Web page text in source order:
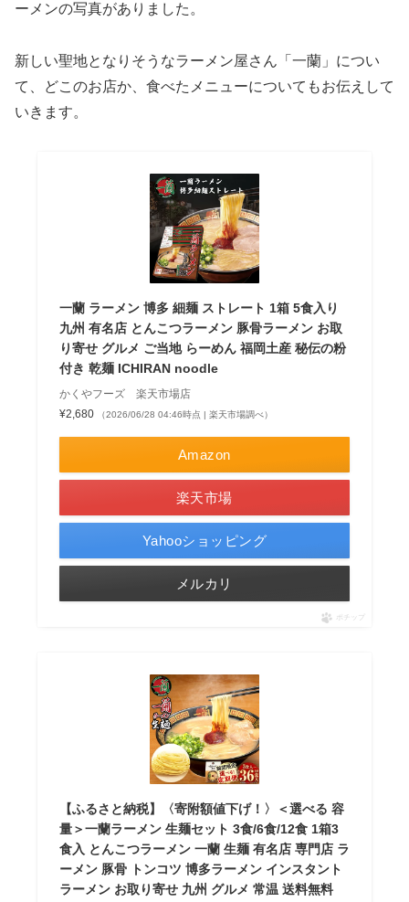
ーメンの写真がありました。
新しい聖地となりそうなラーメン屋さん「一蘭」につい
て、どこのお店か、食べたメニューについてもお伝えして
いきます。
一蘭 ラーメン 博多 細麺 ストレート 1箱 5食入り
九州 有名店 とんこつラーメン 豚骨ラーメン お取
り寄せ グルメ ご当地 らーめん 福岡土産 秘伝の粉
付き 乾麺 ICHIRAN noodle
かくやフーズ 楽天市場店
¥2,680
（2026/06/28 04:46時点 | 楽天市場調べ）
Amazon
楽天市場
Yahooショッピング
メルカリ
ポチップ
【ふるさと納税】〈寄附額値下げ！〉＜選べる 容
量＞一蘭ラーメン 生麺セット 3食/6食/12食 1箱3
食入 とんこつラーメン 一蘭 生麺 有名店 専門店 ラ
ーメン 豚骨 トンコツ 博多ラーメン インスタント
ラーメン お取り寄せ 九州 グルメ 常温 送料無料